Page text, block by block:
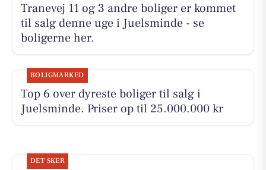
Tranevej 11 og 3 andre boliger er kommet
til salg denne uge i Juelsminde - se
boligerne her.
BOLIGMARKED
Top 6 over dyreste boliger til salg i
Juelsminde. Priser op til 25.000.000 kr
DET SKER